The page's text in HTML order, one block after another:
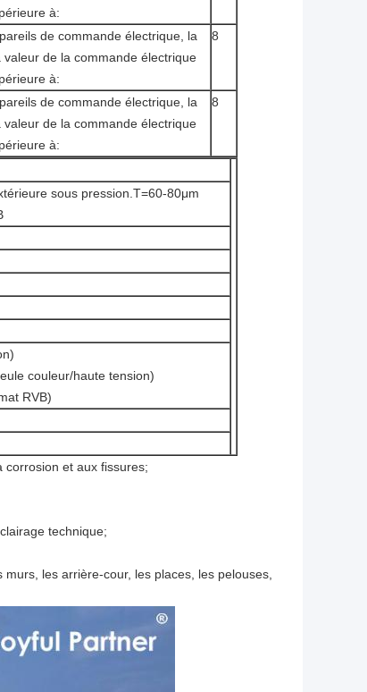
à:
de commande électrique, la
valeur de la commande électrique
à:
8
de commande électrique, la
valeur de la commande électrique
à:
8
sous pression.T=60-80μm
couleur/haute tension)
RVB)
corrosion et aux fissures;
technique;
les arrière-cour, les places, les pelouses,